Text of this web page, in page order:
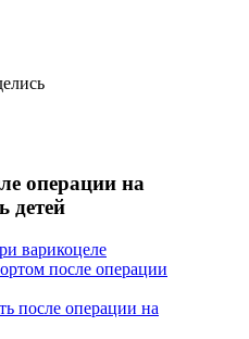
операции на
детей
варикоцеле
после операции
после операции на